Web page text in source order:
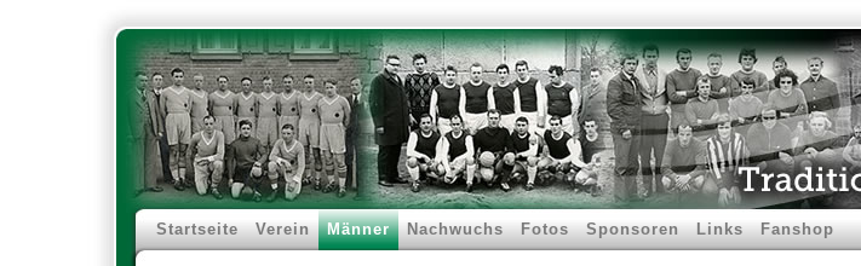
Startseite Verein Männer Nachwuchs Fotos Sponsoren Links Fanshop